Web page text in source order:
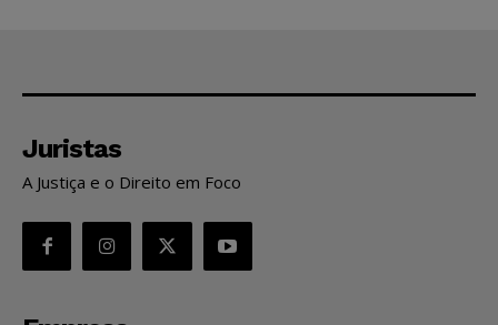
Juristas
A Justiça e o Direito em Foco